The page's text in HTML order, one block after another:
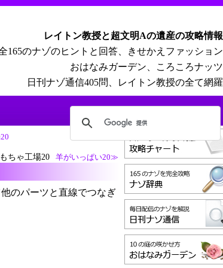
レイトン教授と超文明Aの遺産の攻略情報
165のナゾのヒントと回答、きせかえファッション
おはなみガーデン、ころころナッツ
日刊ナゾ通信405問、レイトン教授の全て網羅
ちゃ工場20 羊がいっぱい20≫
のパーツと直線でつなぎ